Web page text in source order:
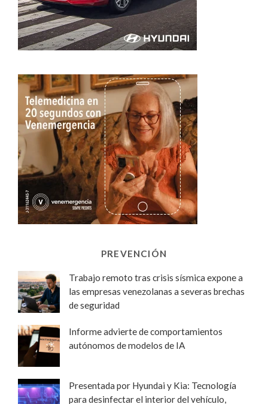
PREVENCIÓN
Trabajo remoto tras crisis sísmica expone a
las empresas venezolanas a severas brechas
de seguridad
Informe advierte de comportamientos
autónomos de modelos de IA
Presentada por Hyundai y Kia: Tecnología
para desinfectar el interior del vehículo,